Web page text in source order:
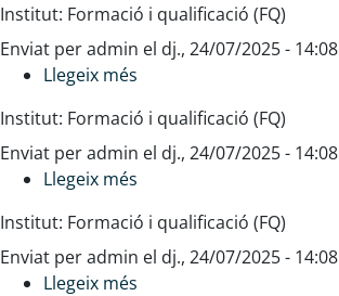
activació
de
comandes
farmacèutics
Institut: Formació i qualificació (FQ)
Enviat peradmin el dj., 24/07/2025 - 14:08
Llegeix més
del
magatzem
farmacèutics
Institut: Formació i qualificació (FQ)
Enviat peradmin el dj., 24/07/2025 - 14:08
Llegeix més
de
la
Institut: Formació i qualificació (FQ)
Enviat peradmin el dj., 24/07/2025 - 14:08
Llegeix més